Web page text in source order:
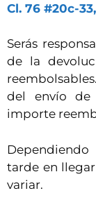
Cl. 76 #20c-
Serás
de la
del envío de
importe
tarde en
variar.